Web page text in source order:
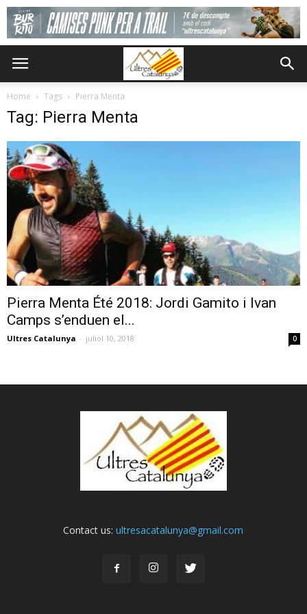
Home Tags Pierra Menta
Tag: Pierra Menta
Pierra Menta Été 2018: Jordi Gamito i Ivan
Camps s’enduen el...
Ultres Catalunya - juliol 10, 2018 0
Contact us:ultresacatalunya@gmail.com